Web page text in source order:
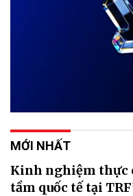
MỚI NHẤT
Kinh nghiệm thực
tầm quốc tế tại